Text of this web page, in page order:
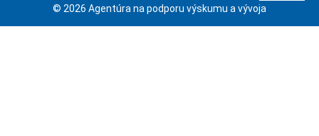
© 2026 Agentúra na podporu výskumu a vývoja